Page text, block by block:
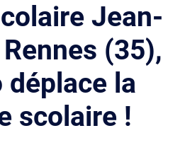
Jean-
(35),
déplace la
scolaire !